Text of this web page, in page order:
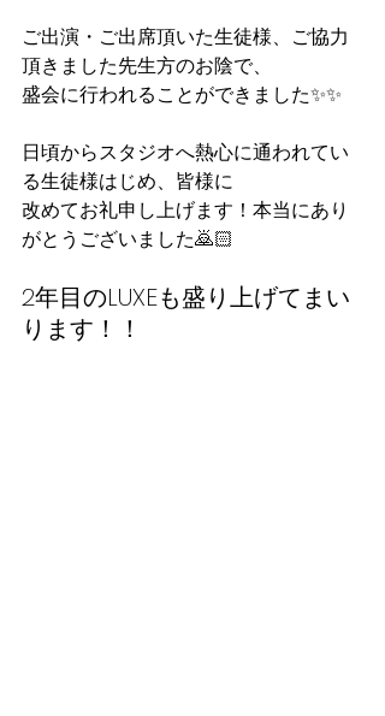
ご出演・ご出席頂いた生徒様、ご協力
頂きました先生方のお陰で、
盛会に行われることができました✨✨
日頃からスタジオへ熱心に通われてい
る生徒様はじめ、皆様に
改めてお礼申し上げます！本当にあり
がとうございました🙇🏻
2年目のLUXEも盛り上げてまい
ります！！